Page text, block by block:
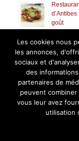
goût
Déjeuner
14 mai
La
Benjamin
8 mai 2026
Franck
réunis
Les cookies nous
les annonces,
sociaux et
des
partenaires de
peuvent
vous leur avez
utilisation